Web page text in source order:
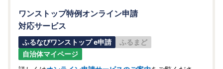
ワンストップ特例オンライン申請
対応サービス
ふるなびワンストップ e申請
ふるまど
自治体マイページ